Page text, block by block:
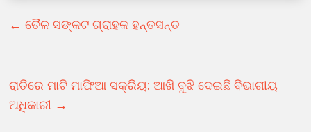
← ତୈଳ ସଙ୍କଟ ଗ୍ରାହକ ହନ୍ତସନ୍ତ
ରାତିରେ ମାଟି ମାଫିଆ ସକ୍ରିୟ: ଆଖି ବୁଝି ଦେଇଛି ବିଭାଗୀୟ
ଅଧିକାରୀ →